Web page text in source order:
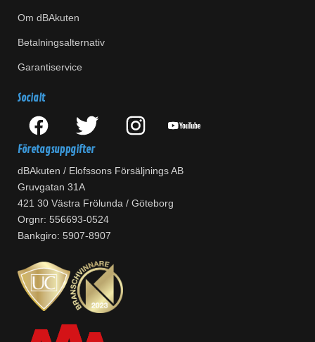
Om dBAkuten
Betalningsalternativ
Garantiservice
Socialt
Företagsuppgifter
dBAkuten / Elofssons Försäljnings AB
Gruvgatan 31A
421 30 Västra Frölunda / Göteborg
Orgnr: 556693-0524
Bankgiro: 5907-8907